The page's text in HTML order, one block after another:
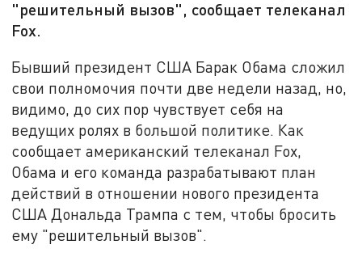
"решительный вызов", сообщает телеканал
Fox.
Бывший президент США Барак Обама сложил
свои полномочия почти две недели назад, но,
видимо, до сих пор чувствует себя на
ведущих ролях в большой политике. Как
сообщает американский телеканал Fox,
Обама и его команда разрабатывают план
действий в отношении нового президента
США Дональда Трампа с тем, чтобы бросить
ему "решительный вызов".